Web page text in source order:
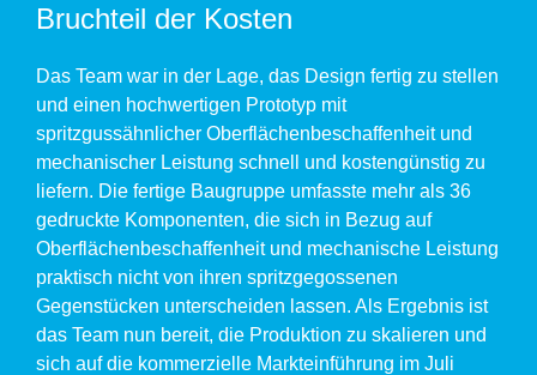
Bruchteil der Kosten
Das Team war in der Lage, das Design fertig zu stellen
und einen hochwertigen Prototyp mit
spritzgussähnlicher Oberflächenbeschaffenheit und
mechanischer Leistung schnell und kostengünstig zu
liefern. Die fertige Baugruppe umfasste mehr als 36
gedruckte Komponenten, die sich in Bezug auf
Oberflächenbeschaffenheit und mechanische Leistung
praktisch nicht von ihren spritzgegossenen
Gegenstücken unterscheiden lassen. Als Ergebnis ist
das Team nun bereit, die Produktion zu skalieren und
sich auf die kommerzielle Markteinführung im Juli